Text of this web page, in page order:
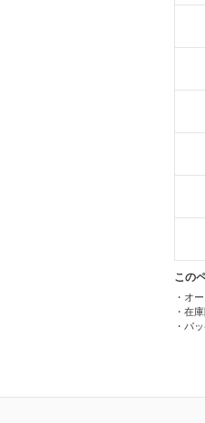
この
・オ
・在
・パ